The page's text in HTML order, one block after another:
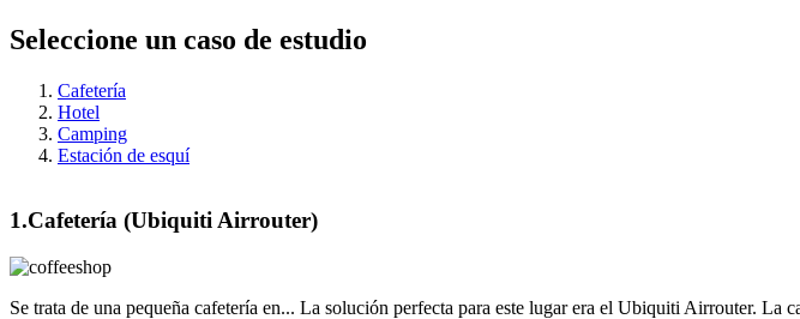
Seleccione un caso de estudio
Cafetería
Hotel
Camping
Estación de esquí
1.Cafetería (Ubiquiti Airrouter)
Se trata de una pequeña cafetería en... La solución perfecta para este lugar era el Ubiquiti Airrouter.